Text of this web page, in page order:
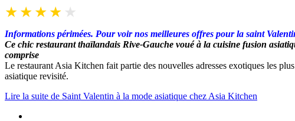
Informations périmées. Pour voir nos meilleures offres pour la saint
Ce chic restaurant thaïlandais Rive-Gauche voué à la cuisine fusion
comprise
Le restaurant Asia Kitchen fait partie des nouvelles adresses exotiques les
asiatique revisité.
Lire la suite de Saint Valentin à la mode asiatique chez Asia Kitchen